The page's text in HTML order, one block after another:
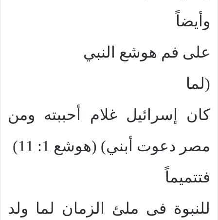
وأيضاً
على فم هوشع النبي
(لما
كان إسرائيل غلام أحببته ومن
مصر دعوت أبني) (هوشع 1: 11)
فتتميماً
للنبوة فى ملئ الزمان لما ولد